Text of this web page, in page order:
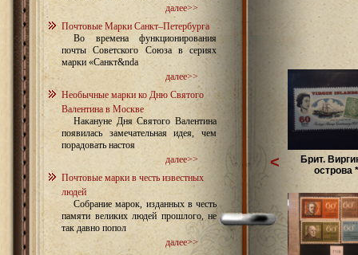
далее>>
Почтовые Марки Санкт–Петербурга
Во времена функционирования
почты Советского Союза в сериях
марки «Санкт&nda
далее>>
Необычные марки ко Дню Святого
Валентина в Москве
Накануне Дня Святого Валентина
появилась замечательная идея, чем
порадовать настоя
далее>>
Почтовые марки в честь известных
людей
Собрание марок, изданных в честь
памяти великих людей прошлого, не
так давно попол
далее>>
Брит.
острова
<